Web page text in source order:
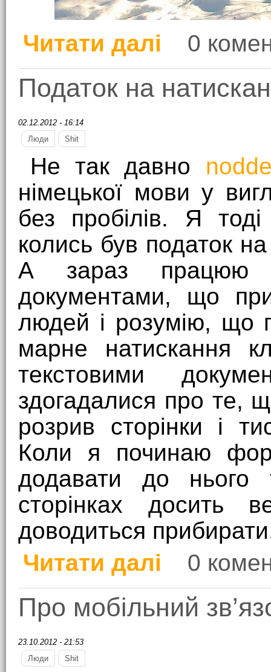
Читати далі про Сила традиції
0
Податок на
02.12.2012 - 16:14
Люди
Shit
Не так давно
німецької мови у
без пробілів. Я
колись був податок
А зараз працюю
документами, що
людей і розумію, що
марне натискання
текстовими
здогадалися про те,
розрив сторінки і
Коли я починаю
додавати до нього
сторінках досить
доводиться
Читати далі
про Податок на
0
Про мобільний
23.10.2012 - 21:53
Люди
Shit